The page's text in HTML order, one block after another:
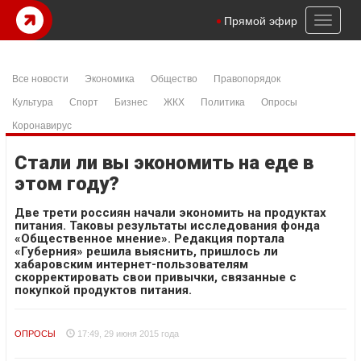
Toggle
Прямой эфир
Все новости Экономика Общество
Правопорядок
Культура
Спорт Бизнес ЖКХ Политика
Опросы
Коронавирус
Стали ли вы экономить на еде в
этом году?
Две трети россиян начали экономить на продуктах
питания. Таковы результаты исследования фонда
«Общественное мнение». Редакция портала
«Губерния» решила выяснить, пришлось ли
хабаровским интернет-пользователям
скорректировать свои привычки, связанные с
покупкой продуктов питания.
ОПРОСЫ 17:49, 29 июня 2015 года